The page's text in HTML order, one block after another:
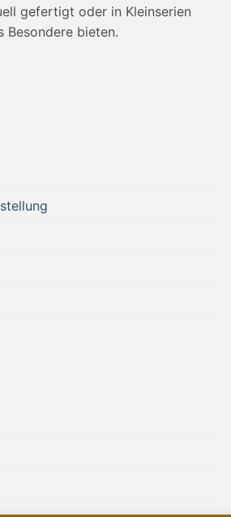
gefertigt oder in Kleinserien
Besondere bieten.